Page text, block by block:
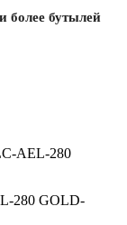
более бутылей
AEL-280
GOLD-